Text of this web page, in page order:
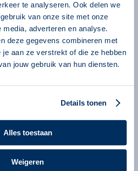
te analyseren. Ook delen we
van onze site met onze
adverteren en analyse.
deze gegevens combineren met
je aan ze verstrekt of die ze hebben
jouw gebruik van hun diensten.
Details tonen
Alles toestaan
Weigeren